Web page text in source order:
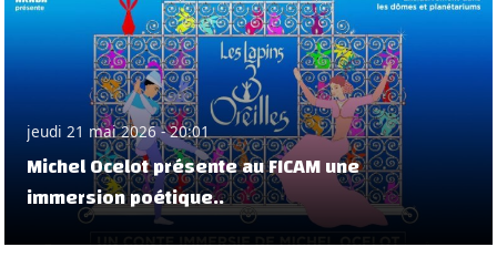
jeudi 21 mai 2026 - 20:01
Michel Ocelot présente au FICAM une
immersion poétique..